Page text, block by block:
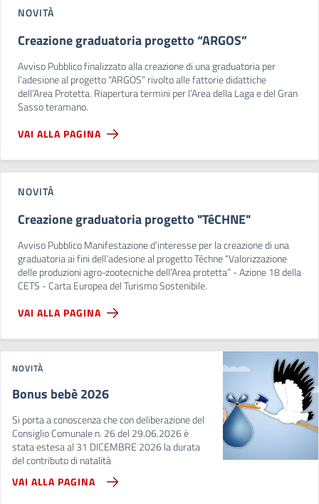
NOVITÀ
Creazione graduatoria progetto “ARGOS”
Avviso Pubblico finalizzato alla creazione di una graduatoria per
l’adesione al progetto “ARGOS” rivolto alle fattorie didattiche
dell’Area Protetta. Riapertura termini per l’Area della Laga e del Gran
Sasso teramano.
VAI ALLA PAGINA
NOVITÀ
Creazione graduatoria progetto "TéCHNE"
Avviso Pubblico Manifestazione d’interesse per la creazione di una
graduatoria ai fini dell’adesione al progetto Téchne “Valorizzazione
delle produzioni agro-zootecniche dell’Area protetta” - Azione 18 della
CETS - Carta Europea del Turismo Sostenibile.
VAI ALLA PAGINA
NOVITÀ
Bonus bebè 2026
Si porta a conoscenza che con deliberazione del
Consiglio Comunale n. 26 del 29.06.2026 è
stata estesa al 31 DICEMBRE 2026 la durata
del contributo di natalità
VAI ALLA PAGINA